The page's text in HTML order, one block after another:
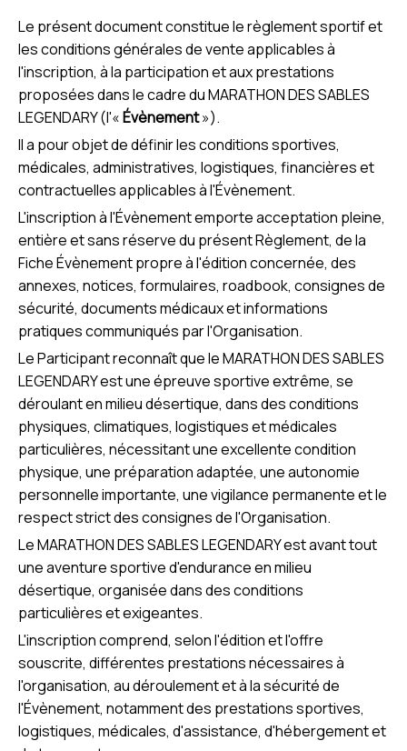
Le présent document constitue le règlement sportif et
les conditions générales de vente applicables à
l'inscription, à la participation et aux prestations
proposées dans le cadre du MARATHON DES SABLES
LEGENDARY (l'«Évènement»).
Il a pour objet de définir les conditions sportives,
médicales, administratives, logistiques, financières et
contractuelles applicables à l'Évènement.
L'inscription à l'Évènement emporte acceptation pleine,
entière et sans réserve du présent Règlement, de la
Fiche Évènement propre à l'édition concernée, des
annexes, notices, formulaires, roadbook, consignes de
sécurité, documents médicaux et informations
pratiques communiqués par l'Organisation.
Le Participant reconnaît que le MARATHON DES SABLES
LEGENDARY est une épreuve sportive extrême, se
déroulant en milieu désertique, dans des conditions
physiques, climatiques, logistiques et médicales
particulières, nécessitant une excellente condition
physique, une préparation adaptée, une autonomie
personnelle importante, une vigilance permanente et le
respect strict des consignes de l'Organisation.
Le MARATHON DES SABLES LEGENDARY est avant tout
une aventure sportive d'endurance en milieu
désertique, organisée dans des conditions
particulières et exigeantes.
L'inscription comprend, selon l'édition et l'offre
souscrite, différentes prestations nécessaires à
l'organisation, au déroulement et à la sécurité de
l'Évènement, notamment des prestations sportives,
logistiques, médicales, d'assistance, d'hébergement et